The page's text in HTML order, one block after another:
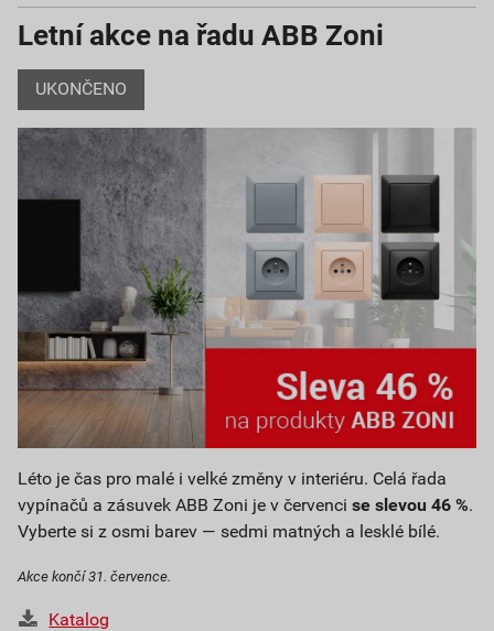
Letní akce na řadu ABB Zoni
UKONČENO
Léto je čas pro malé i velké změny v interiéru. Celá řada
vypínačů a zásuvek ABB Zoni je v červenci se slevou 46 %.
Vyberte si z osmi barev — sedmi matných a lesklé bílé.
Akce končí 31. července.
Katalog